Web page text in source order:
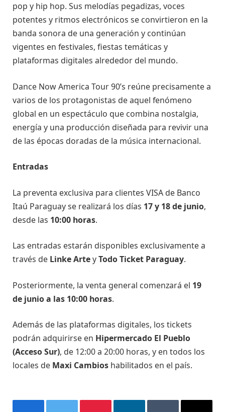
pop y hip hop. Sus melodías pegadizas, voces
potentes y ritmos electrónicos se convirtieron en la
banda sonora de una generación y continúan
vigentes en festivales, fiestas temáticas y
plataformas digitales alrededor del mundo.
Dance Now America Tour 90’s reúne precisamente a
varios de los protagonistas de aquel fenómeno
global en un espectáculo que combina nostalgia,
energía y una producción diseñada para revivir una
de las épocas doradas de la música internacional.
Entradas
La preventa exclusiva para clientes VISA de Banco
Itaú Paraguay se realizará los días 17 y 18 de junio,
desde las 10:00 horas.
Las entradas estarán disponibles exclusivamente a
través de Linke ArteyTodo Ticket Paraguay.
Posteriormente, la venta general comenzará el 19
de junio a las 10:00 horas.
Además de las plataformas digitales, los tickets
podrán adquirirse en Hipermercado El Pueblo
(Acceso Sur), de 12:00 a 20:00 horas, y en todos los
locales de Maxi Cambios habilitados en el país.